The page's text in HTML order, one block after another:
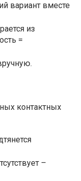
вариант вместе
из
=
контактных
–